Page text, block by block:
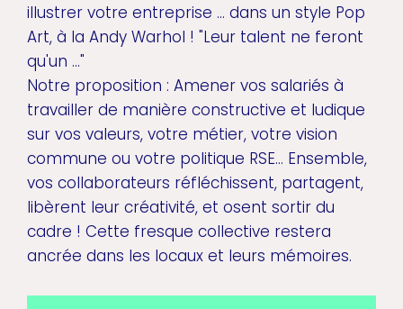
illustrer votre entreprise ... dans un style Pop
Art, à la Andy Warhol ! "Leur talent ne feront
qu'un ..."
Notre proposition : Amener vos salariés à
travailler de manière constructive et ludique
sur vos valeurs, votre métier, votre vision
commune ou votre politique RSE... Ensemble,
vos collaborateurs réfléchissent, partagent,
libèrent leur créativité, et osent sortir du
cadre ! Cette fresque collective restera
ancrée dans les locaux et leurs mémoires.